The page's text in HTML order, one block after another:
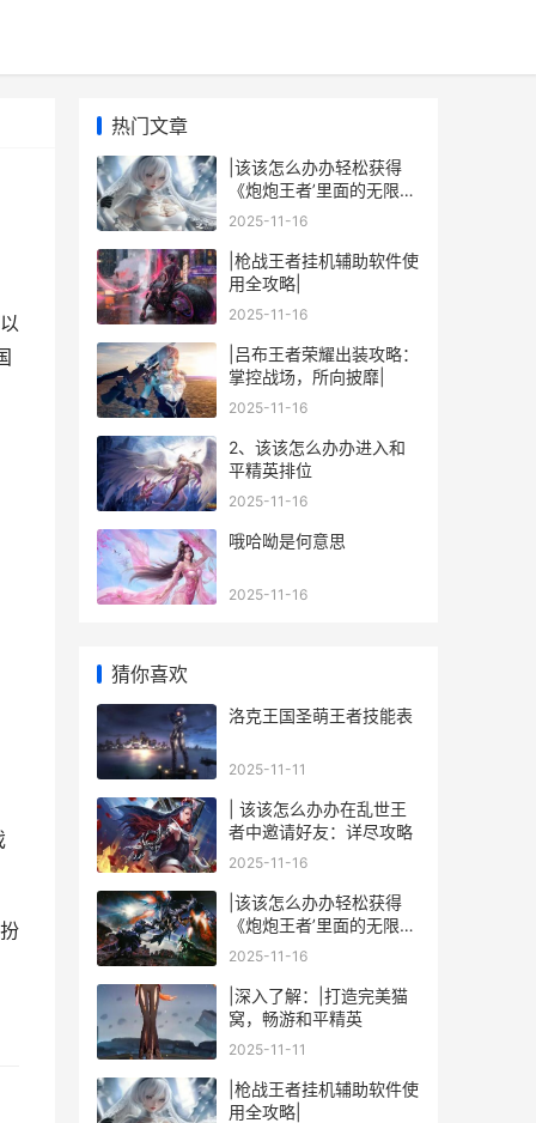
热门文章
|该该怎么办办轻松获得
《炮炮王者’里面的无限金
币和星星|
2025-11-16
|枪战王者挂机辅助软件使
用全攻略|
2025-11-16
|吕布王者荣耀出装攻略：
掌控战场，所向披靡|
2025-11-16
2、该该怎么办办进入和
平精英排位
2025-11-16
哦哈呦是何意思
2025-11-16
猜你喜欢
洛克王国圣萌王者技能表
2025-11-11
| 该该怎么办办在乱世王
者中邀请好友：详尽攻略
2025-11-16
|该该怎么办办轻松获得
《炮炮王者’里面的无限金
币和星星|
2025-11-16
|深入了解：|打造完美猫
窝，畅游和平精英
2025-11-11
|枪战王者挂机辅助软件使
用全攻略|